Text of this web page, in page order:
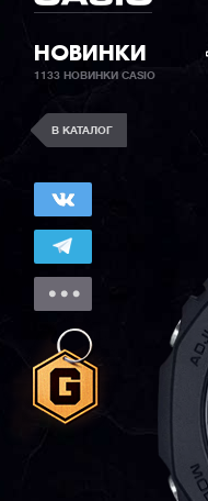
НОВИНКИ
1133 НОВИНКИ CASIO
В КАТАЛОГ